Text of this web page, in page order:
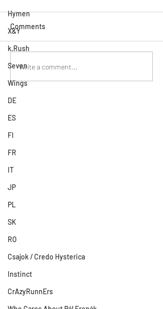
Hymen
X&Y
k.Rush
Seven
Wings
DE
ES
FI
FR
IT
JP
PL
SK
RO
Csajok / Credo Hysterica
Instinct
CrAzyRunnErs
A pillanatot megélve kell
jelen lenni a színpadon
Comments
Write a comment...